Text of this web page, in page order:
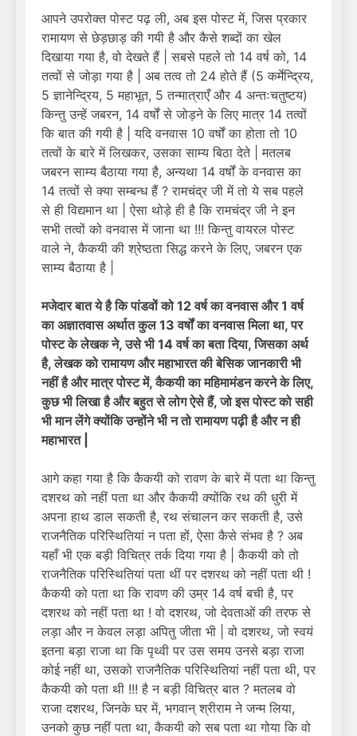
आपने उपरोक्त पोस्ट पढ़ ली, अब इस पोस्ट में, जिस प्रकार
रामायण से छेड़छाड़ की गयी है और कैसे शब्दों का खेल
दिखाया गया है, वो देखते हैं | सबसे पहले तो 14 वर्ष को, 14
तत्वों से जोड़ा गया है | अब तत्व तो 24 होते हैं (5 कर्मेन्द्रिय,
5 ज्ञानेन्द्रिय, 5 महाभूत, 5 तन्मात्राएँ और 4 अन्तःचतुष्टय)
किन्तु उन्हें जबरन, 14 वर्षों से जोड़ने के लिए मात्र 14 तत्वों
कि बात की गयी है | यदि वनवास 10 वर्षों का होता तो 10
तत्वों के बारे में लिखकर, उसका साम्य बिठा देते | मतलब
जबरन साम्य बैठाया गया है, अन्यथा 14 वर्षों के वनवास का
14 तत्वों से क्या सम्बन्ध हैं ? रामचंद्र जी में तो ये सब पहले
से ही विद्यमान था | ऐसा थोड़े ही है कि रामचंद्र जी ने इन
सभी तत्वों को वनवास में जाना था !!! किन्तु वायरल पोस्ट
वाले ने, कैकयी की श्रेष्ठता सिद्ध करने के लिए, जबरन एक
साम्य बैठाया है |
मजेदार बात ये है कि पांडवों को 12 वर्ष का वनवास और 1 वर्ष
का अज्ञातवास अर्थात कुल 13 वर्षों का वनवास मिला था, पर
पोस्ट के लेखक ने, उसे भी 14 वर्ष का बता दिया, जिसका अर्थ
है, लेखक को रामायण और महाभारत की बेसिक जानकारी भी
नहीं है और मात्र पोस्ट में, कैकयी का महिमामंडन करने के लिए,
कुछ भी लिखा है और बहुत से लोग ऐसे हैं, जो इस पोस्ट को सही
भी मान लेंगे क्योंकि उन्होंने भी न तो रामायण पढ़ी है और न ही
महाभारत |
आगे कहा गया है कि कैकयी को रावण के बारे में पता था किन्तु
दशरथ को नहीं पता था और कैकयी क्योंकि रथ की धुरी में
अपना हाथ डाल सकती है, रथ संचालन कर सकती है, उसे
राजनैतिक परिस्थितियां न पता हों, ऐसा कैसे संभव है ? अब
यहाँ भी एक बड़ी विचित्र तर्क दिया गया है | कैकयी को तो
राजनैतिक परिस्थितियां पता थीं पर दशरथ को नहीं पता थी !
कैकयी को पता था कि रावण की उम्र 14 वर्ष बची है, पर
दशरथ को नहीं पता था ! वो दशरथ, जो देवताओं की तरफ से
लड़ा और न केवल लड़ा अपितु जीता भी | वो दशरथ, जो स्वयं
इतना बड़ा राजा था कि पृथ्वी पर उस समय उनसे बड़ा राजा
कोई नहीं था, उसको राजनैतिक परिस्थितियां नहीं पता थी, पर
कैकयी को पता थी !!! है न बड़ी विचित्र बात ? मतलब वो
राजा दशरथ, जिनके घर में, भगवान् श्रीराम ने जन्म लिया,
उनको कुछ नहीं पता था, कैकयी को सब पता था गोया कि वो